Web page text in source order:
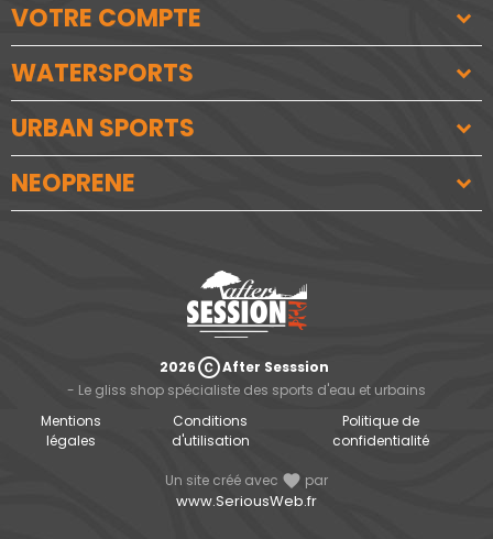
VOTRE COMPTE
WATERSPORTS
URBAN SPORTS
NEOPRENE
2026copyrightAfter Sesssion
- Le gliss shop spécialiste des sports d'eau et urbains
Mentions
légales
Conditions
d'utilisation
Politique de
confidentialité
Un site créé avec favorite par
www.SeriousWeb.fr